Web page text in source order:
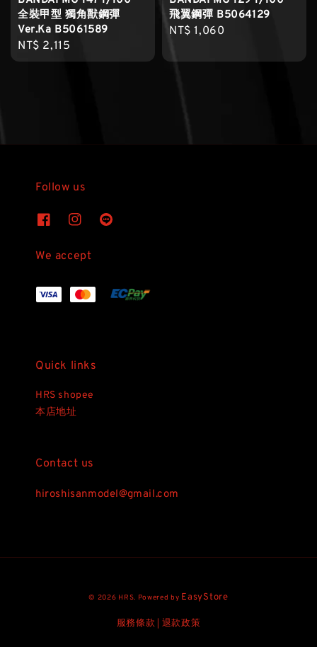
全裝甲型 獨角獸鋼彈
Ver.Ka B5061589
Regular
price
NT$ 2,115
飛翼鋼彈 B5064129
Regular
NT$ 1,060
Follow us
We accept
Quick links
HRS shopee
本店地址
Contact us
hiroshisanmodel@gmail.com
© 2026 HRS. Powered by EasyStore
服務條款 退款政策